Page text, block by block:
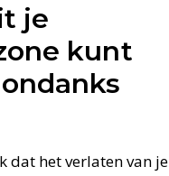
je
kunt
dat het verlaten van je